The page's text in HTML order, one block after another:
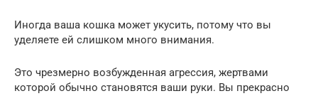
Иногда ваша кошка может укусить, потому что вы
уделяете ей слишком много внимания.
Это чрезмерно возбужденная агрессия, жертвами
которой обычно становятся ваши руки. Вы прекрасно